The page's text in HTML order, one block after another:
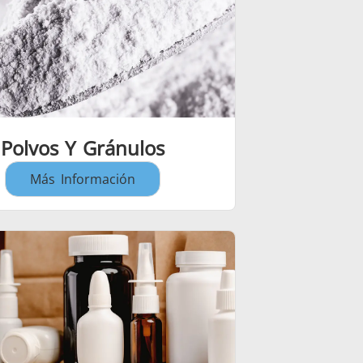
Polvos Y Gránulos
Más Información